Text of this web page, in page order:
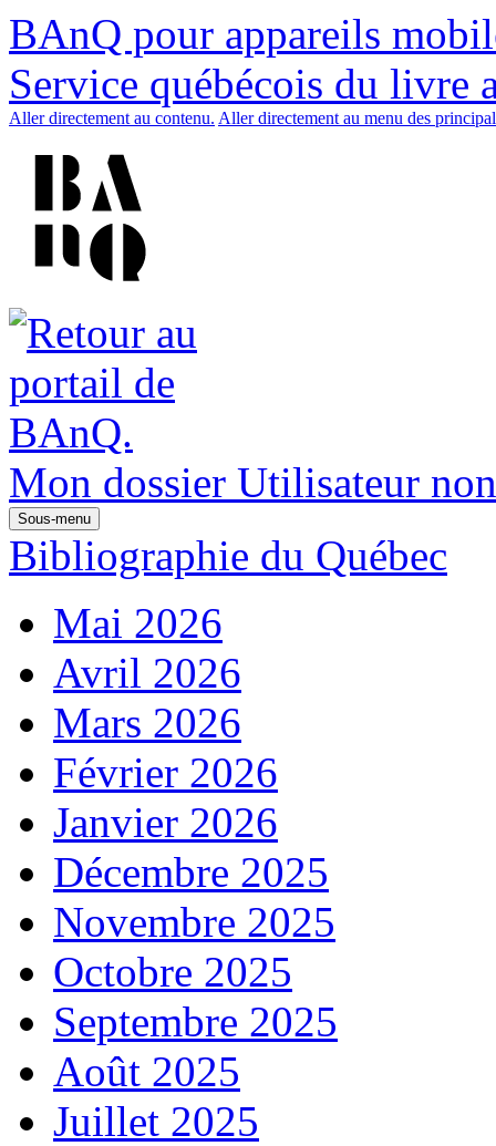
BAnQ pour appareils
Service québécois du livre
Aller directement au contenu. Aller directement au menu des
Mon dossier Utilisateur
Sous-menu
Bibliographie du Québec
Mai 2026
Avril 2026
Mars 2026
Février 2026
Janvier 2026
Décembre 2025
Novembre 2025
Octobre 2025
Septembre 2025
Août 2025
Juillet 2025